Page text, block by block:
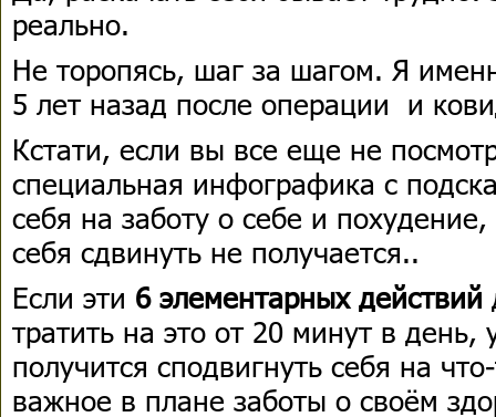
реально.
Не торопясь, шаг за шагом. Я
5 лет назад после операции и
Кстати, если вы все еще не
специальная инфографика с
себя на заботу о себе и
себя сдвинуть не получается..
Если эти 6 элементарных действий
тратить на это от 20 минут в день,
получится сподвигнуть себя на
важное в плане заботы о своём